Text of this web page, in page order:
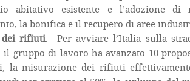
abitativo esistente e l’adozione
la bonifica e il recupero di aree
dei rifiuti. Per avviare l’Italia sulla
il gruppo di lavoro ha avanzato 10
la misurazione dei rifiuti